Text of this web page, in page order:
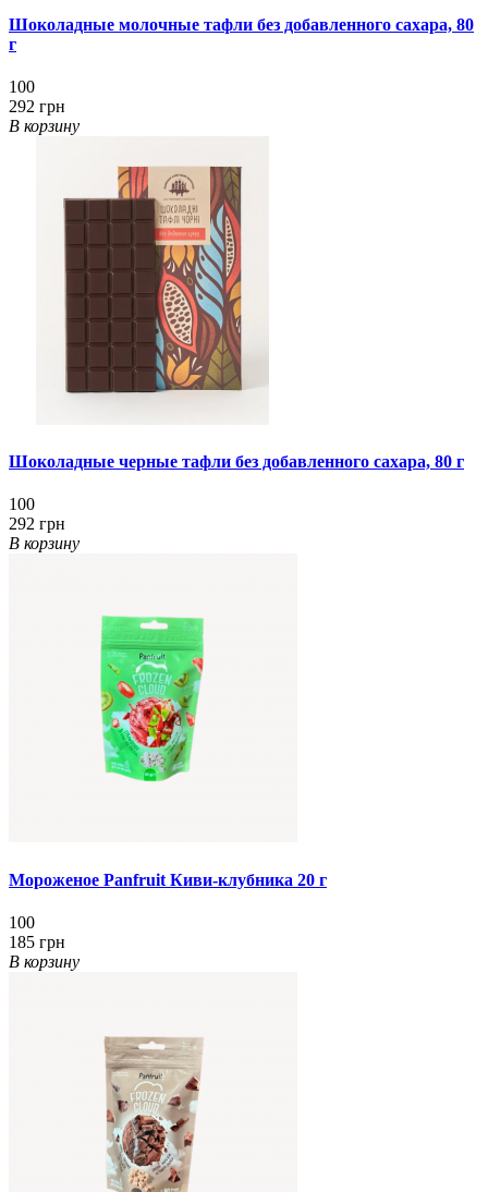
Шоколадные молочные тафли без добавленного сахара, 80
г
100
292 грн
В корзину
Шоколадные черные тафли без добавленного сахара, 80 г
100
292 грн
В корзину
Мороженое Panfruit Киви-клубника 20 г
100
185 грн
В корзину